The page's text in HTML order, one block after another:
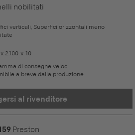
nobilitati
verticali, Superfici orizzontali meno
2.100 x 10
di consegne veloci
a breve dalla produzione
al rivenditore
Preston